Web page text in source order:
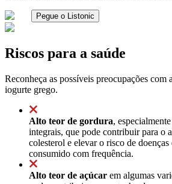
Pegue o Listonic
Riscos para a saúde
Reconheça as possíveis preocupações com
iogurte grego.
Alto teor de gordura,
integrais, que pode contribuir para o
colesterol e elevar o risco de doenças
consumido com frequência.
Alto teor de açúcar em algumas